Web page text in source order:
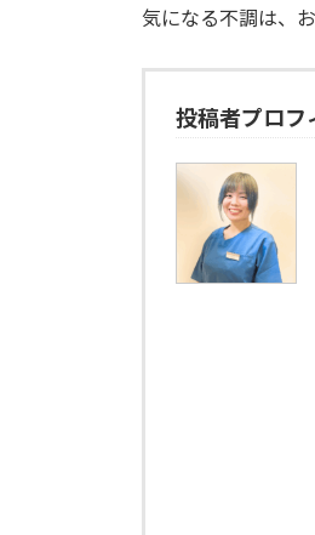
気になる不調は、
投稿者プロフ